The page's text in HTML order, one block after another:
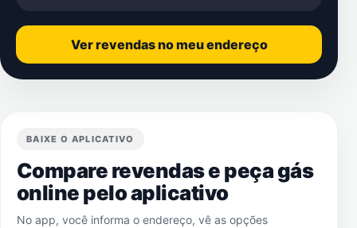
Ver revendas no meu endereço
BAIXE O APLICATIVO
Compare revendas e peça gás
online pelo aplicativo
No app, você informa o endereço, vê as opções